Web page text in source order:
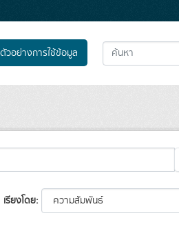
ตัวอย่างการใช้ข้อมูล
เรียงโดย